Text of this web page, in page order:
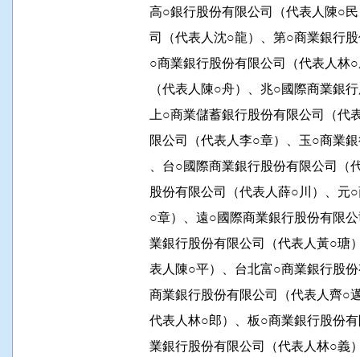
高○銀行股份有限公司（代表人陳
司（代表人沈○龍）、第○商業銀
○商業銀行股份有限公司（代表人
（代表人陳○舟）、兆○國際商業
上○商業儲蓄銀行股份有限公司（
限公司（代表人李○章）、玉○商
、台○國際商業銀行股份有限公司
股份有限公司（代表人薛○川）、
○章）、遠○國際商業銀行股份有
業銀行股份有限公司（代表人黃○
表人陳○平）、台北富○商業銀行
商業銀行股份有限公司（代表人
代表人林○郎）、板○商業銀行股
業銀行股份有限公司（代表人林○